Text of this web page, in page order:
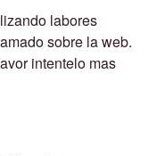
labores
sobre la web.
intentelo mas